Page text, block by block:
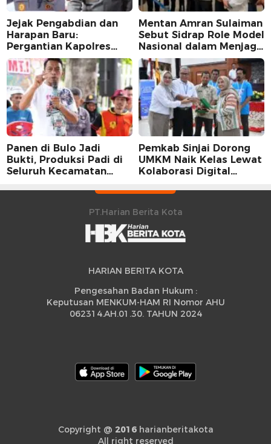
Jejak Pengabdian dan
Harapan Baru:
Pergantian Kapolres
Sidrap dalam Perspektif
Karier Dua Perwira
Mentan Amran Sulaiman
Sebut Sidrap Role Model
Nasional dalam Menjaga
Stabilitas Harga Telur
Panen di Bulo Jadi
Bukti, Produksi Padi di
Seluruh Kecamatan
Peningkatan
Pemkab Sinjai Dorong
UMKM Naik Kelas Lewat
Kolaborasi Digital
PT.Harian Berita Kota
HARIAN BERITA KOTA
Pengesahan Badan Hukum :
Keputusan MENKUM-HAM RI Nomor AHU
062314.AH.01.30. TAHUN 2024
Copyright @ 2016harianberitakota
All right reserved